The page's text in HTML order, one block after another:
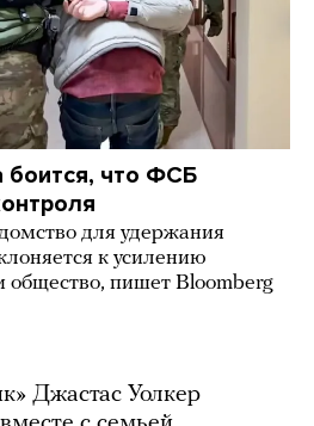
боится, что ФСБ
для удержания
к усилению
общество, пишет Bloomberg
Джастас Уолкер